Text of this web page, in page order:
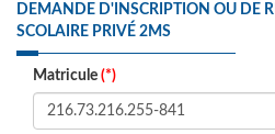
DEMANDE D'INSCRIPTION OU DE
SCOLAIRE PRIVÉ 2MS
Matricule (*)